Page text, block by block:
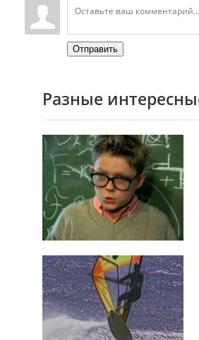
Отправить
Разные